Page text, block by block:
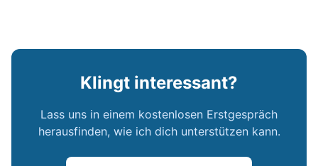
Klingt interessant?
Lass uns in einem kostenlosen Erstgespräch
herausfinden, wie ich dich unterstützen kann.